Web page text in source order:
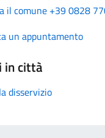
il comune +39 0828
un appuntamento
in città
disservizio